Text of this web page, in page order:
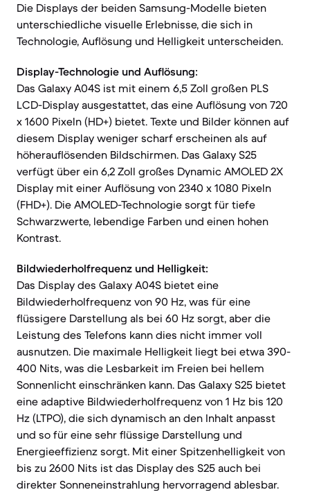
Die Displays der beiden Samsung-Modelle bieten
unterschiedliche visuelle Erlebnisse, die sich in
Technologie, Auflösung und Helligkeit unterscheiden.
Display-Technologie und Auflösung:
Das Galaxy A04S ist mit einem 6,5 Zoll großen PLS
LCD-Display ausgestattet, das eine Auflösung von 720
x 1600 Pixeln (HD+) bietet. Texte und Bilder können auf
diesem Display weniger scharf erscheinen als auf
höherauflösenden Bildschirmen. Das Galaxy S25
verfügt über ein 6,2 Zoll großes Dynamic AMOLED 2X
Display mit einer Auflösung von 2340 x 1080 Pixeln
(FHD+). Die AMOLED-Technologie sorgt für tiefe
Schwarzwerte, lebendige Farben und einen hohen
Kontrast.
Bildwiederholfrequenz und Helligkeit:
Das Display des Galaxy A04S bietet eine
Bildwiederholfrequenz von 90 Hz, was für eine
flüssigere Darstellung als bei 60 Hz sorgt, aber die
Leistung des Telefons kann dies nicht immer voll
ausnutzen. Die maximale Helligkeit liegt bei etwa 390-
400 Nits, was die Lesbarkeit im Freien bei hellem
Sonnenlicht einschränken kann. Das Galaxy S25 bietet
eine adaptive Bildwiederholfrequenz von 1 Hz bis 120
Hz (LTPO), die sich dynamisch an den Inhalt anpasst
und so für eine sehr flüssige Darstellung und
Energieeffizienz sorgt. Mit einer Spitzenhelligkeit von
bis zu 2600 Nits ist das Display des S25 auch bei
direkter Sonneneinstrahlung hervorragend ablesbar.